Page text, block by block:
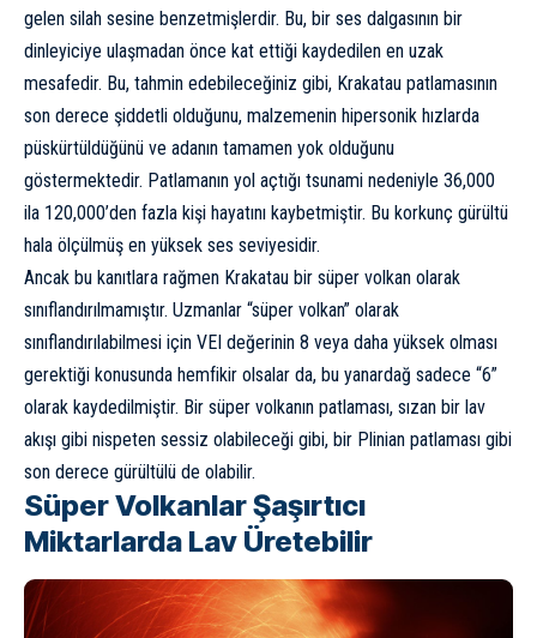
gelen silah sesine benzetmişlerdir. Bu, bir ses dalgasının bir
dinleyiciye ulaşmadan önce kat ettiği kaydedilen en uzak
mesafedir. Bu, tahmin edebileceğiniz gibi, Krakatau patlamasının
son derece şiddetli olduğunu, malzemenin hipersonik hızlarda
püskürtüldüğünü ve adanın tamamen yok olduğunu
göstermektedir. Patlamanın yol açtığı tsunami nedeniyle 36,000
ila 120,000’den fazla kişi hayatını kaybetmiştir. Bu korkunç gürültü
hala ölçülmüş en yüksek ses seviyesidir.
Ancak bu kanıtlara rağmen Krakatau bir süper volkan olarak
sınıflandırılmamıştır. Uzmanlar “süper volkan” olarak
sınıflandırılabilmesi için VEI değerinin 8 veya daha yüksek olması
gerektiği konusunda hemfikir olsalar da, bu yanardağ sadece “6”
olarak kaydedilmiştir. Bir süper volkanın patlaması, sızan bir lav
akışı gibi nispeten sessiz olabileceği gibi, bir Plinian patlaması gibi
son derece gürültülü de olabilir.
Süper Volkanlar Şaşırtıcı
Miktarlarda Lav Üretebilir